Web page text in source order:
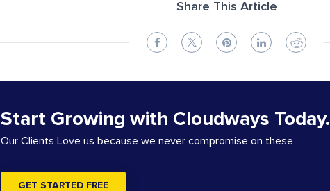
Share This Article
Start Growing with Cloudways Today.
Our Clients Love us because we never compromise on these
GET STARTED FREE